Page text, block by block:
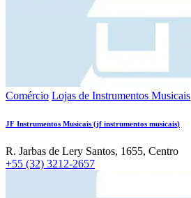
Comércio Lojas de Instrumentos Musicais
JF Instrumentos Musicais (jf instrumentos musicais)
R. Jarbas de Lery Santos, 1655, Centro
+55 (32) 3212-2657